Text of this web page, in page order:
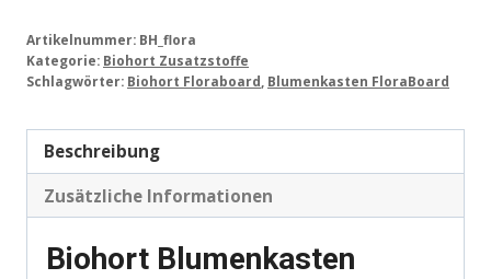
Artikelnummer: BH_flora
Kategorie: Biohort Zusatzstoffe
Schlagwörter: Biohort Floraboard Blumenkasten FloraBoard
Beschreibung
Zusätzliche Informationen
Biohort Blumenkasten